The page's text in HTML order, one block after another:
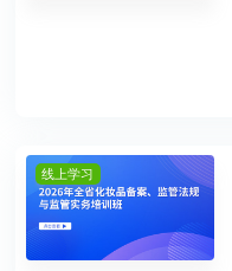
线上学习